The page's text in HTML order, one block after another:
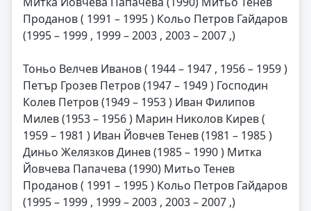
Проданов ( 1991 – 1995 ) Кольо Петров Гайдаров
(1995 – 1999 , 1999 – 2003 , 2003 – 2007 ,)
Тоньо Велчев Иванов ( 1944 – 1947 , 1956 – 1959 )
Петър Грозев Петров (1947 – 1949 ) Господин
Колев Петров (1949 – 1953 ) Иван Филипов
Милев (1953 – 1956 ) Марин Николов Кирев (
1959 – 1981 ) Иван Йовчев Тенев (1981 – 1985 )
Диньо Желязков Динев (1985 – 1990 ) Митка
Йовчева Папачева (1990) Митьо Тенев
Проданов ( 1991 – 1995 ) Кольо Петров Гайдаров
(1995 – 1999 , 1999 – 2003 , 2003 – 2007 ,)